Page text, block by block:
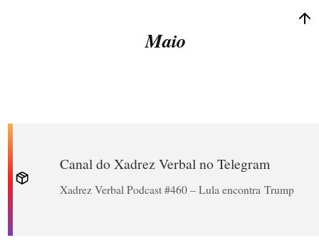
Maio
Canal do Xadrez Verbal no Telegram
Xadrez Verbal Podcast #460 – Lula encontra Trump